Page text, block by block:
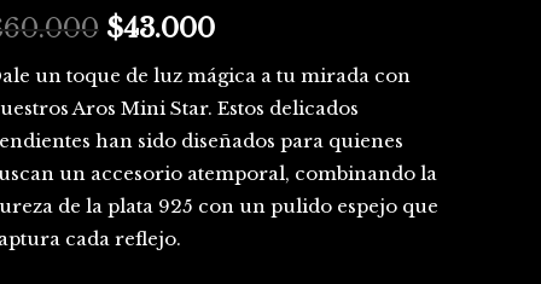
60.000 original
era:
$60.000.
$43.000actual
es:
$43.000.
un toque de luz mágica a tu mirada con
Aros Mini Star. Estos delicados
han sido diseñados para quienes
un accesorio atemporal, combinando la
de la plata 925 con un pulido espejo que
cada reflejo.